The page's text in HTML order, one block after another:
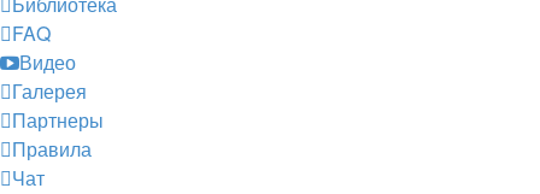
FAQ
Видео
Галерея
Партнеры
Правила
Чат